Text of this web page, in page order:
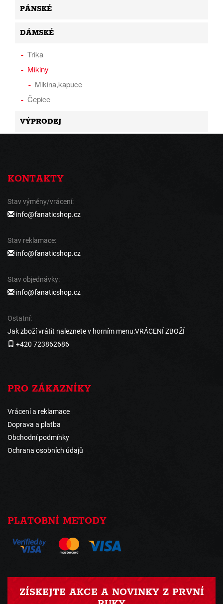
PÁNSKÉ
DÁMSKÉ
Trika
Mikiny
Mikina,kapuce
Čepice
VÝPRODEJ
KONTAKTY
Stav výměny/vrácení:
info@fanaticshop.cz
Stav reklamace:
info@fanaticshop.cz
Stav objednávky:
info@fanaticshop.cz
Ostatní:
Jak zboží vrátit naleznete v horním menu:VRÁCENÍ ZBOŽÍ
+420 723862686
PRO ZÁKAZNÍKY
Vrácení a reklamace
Doprava a platba
Obchodní podmínky
Ochrana osobních údajů
PLATOBNÍ METODY
ZÍSKEJTE AKCE A NOVINKY Z PRVNÍ